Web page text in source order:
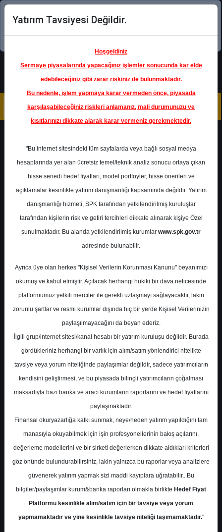
Şimdi uygulamayı indirin!
Ana Sayfa Raporlar
Gedik Yatırım
Rapor Detay
TÜPRAŞ – Aralık ayı ürün
marjları
A- A+
TÜPRAŞ – Aralık ayı ürün marjları
Cuma, 02 Ocak 2026 00:00
S.No Dosya Adı İndir
1
gedik-yatirim-tuprs-aralik-
İlgili
Dosyayı
İndir
Yatırım Tavsiyesi Değildir.
Hoşgeldiniz
Sermaye piyasalarında yapacağınız işlemler sonucunda kar elde
edebileceğiniz gibi zarar riskiniz de bulunmaktadır.
Bu nedenle, işlem yapmaya karar vermeden önce, piyasada
karşılaşabileceğiniz riskleri anlamanız, mali durumunuzu ve
kısıtlarınızı dikkate alarak karar vermeniz gerekmektedir.
"Bu internet sitesindeki tüm sayfalarda veya bağlı sosyal medya
hesaplarında yer alan ücretsiz temel/teknik analiz sonucu ortaya çıkan
hisse senedi hedef fiyatları, model portföyler, hisse önerileri ve
açıklamalar kesinlikle yatırım danışmanlığı kapsamında değildir. Yatırım
danışmanlığı hizmeti, SPK tarafından yetkilendirilmiş kuruluşlar
tarafından kişilerin risk ve getiri tercihleri dikkate alınarak kişiye Özel
sunulmaktadır. Bu alanda yetkilendirilmiş kurumlar www.spk.gov.tr
adresinde bulunabilir.
Ayrıca üye olan herkes "Kişisel Verilerin Korunması Kanunu" beyanımızı
okumuş ve kabul etmiştir. Açılacak herhangi hukiki bir dava neticesinde
platformumuz yetkili merciler ile gerekli uzlaşmayı sağlayacaktır, lakin
zorunlu şartlar ve resmi kurumlar dışında hiç bir yerde Kişisel Verilerinizin
paylaşılmayacağını da beyan ederiz.
İlgili grup/internet sitesi/kanal hesabı bir yatırım kuruluşu değildir. Burada
gördükleriniz herhangi bir varlık için alım/satım yönlendirici nitelikte
tavsiye veya yorum niteliğinde paylaşımlar değildir, sadece yatırımcıların
kendisini geliştirmesi, ve bu piyasada bilinçli yatırımcıların çoğalması
maksadıyla bazı banka ve aracı kurumların raporlarını ve hedef fiyatlarını
paylaşmaktadır.
Finansal okuryazarlığa katkı sunmak, neye/neden yatırım yapıldığını tam
manasıyla okuyabilmek için işin profesyonellerinin bakış açılarını,
değerleme modellerini ve bir şirketi değerlerken dikkate aldıkları kriterleri
göz önünde bulundurabilirsiniz, lakin yalnızca bu raporlar veya analizlere
güvenerek yatırım yapmak sizi maddi kayıplara uğratabilir.. Bu
bilgiler/paylaşımlar kurum&banka raporları olmakla birlikte Hedef Fiyat
Platformu kesinlikle alım/satım için bir tavsiye veya yorum
yapmamaktadır ve yine kesinlikle tavsiye niteliği taşımamaktadır."